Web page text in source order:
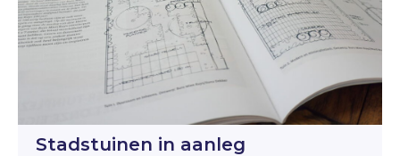
Stadstuinen in aanleg